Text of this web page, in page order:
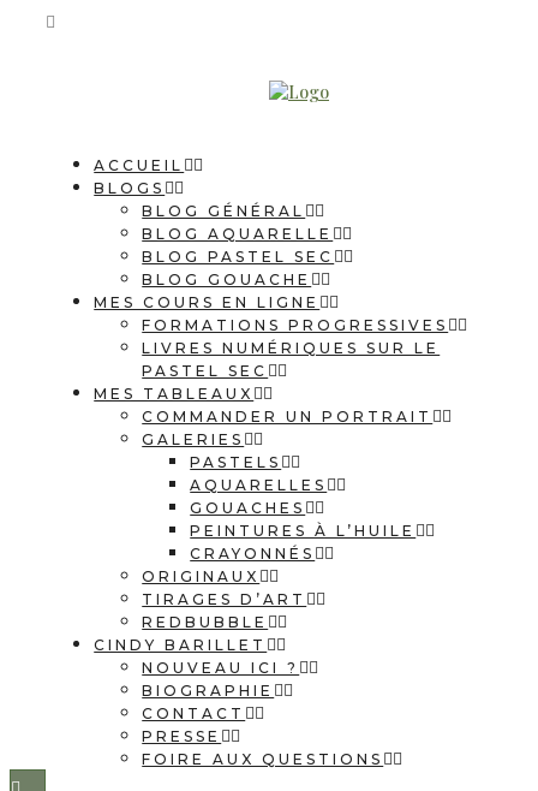
ACCUEIL
BLOGS
BLOG GÉNÉRAL
BLOG AQUARELLE
BLOG PASTEL SEC
BLOG GOUACHE
MES COURS EN LIGNE
FORMATIONS PROGRESSIVES
LIVRES NUMÉRIQUES SUR LE
PASTEL SEC
MES TABLEAUX
COMMANDER UN PORTRAIT
GALERIES
PASTELS
AQUARELLES
GOUACHES
PEINTURES À L’HUILE
CRAYONNÉS
ORIGINAUX
TIRAGES D’ART
REDBUBBLE
CINDY BARILLET
NOUVEAU ICI ?
BIOGRAPHIE
CONTACT
PRESSE
FOIRE AUX QUESTIONS